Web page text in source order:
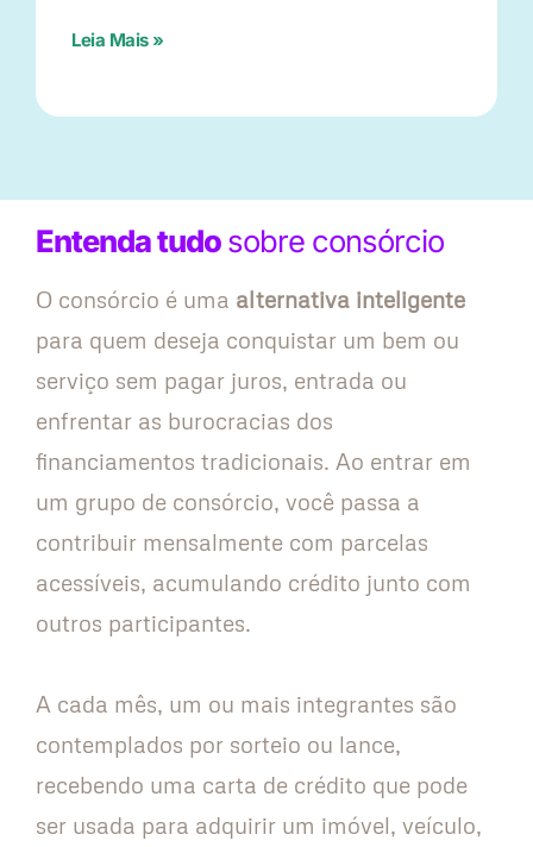
Leia Mais »
Entenda tudosobre consórcio
O consórcio é uma alternativa inteligente
para quem deseja conquistar um bem ou
serviço sem pagar juros, entrada ou
enfrentar as burocracias dos
financiamentos tradicionais. Ao entrar em
um grupo de consórcio, você passa a
contribuir mensalmente com parcelas
acessíveis, acumulando crédito junto com
outros participantes.
A cada mês, um ou mais integrantes são
contemplados por sorteio ou lance,
recebendo uma carta de crédito que pode
ser usada para adquirir um imóvel, veículo,